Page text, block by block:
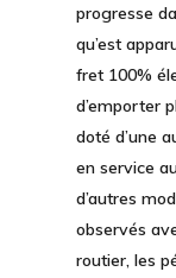
progresse
qu’est
fret 100%
d’emporter
doté d’une
en service
d’autres
observés
routier, les